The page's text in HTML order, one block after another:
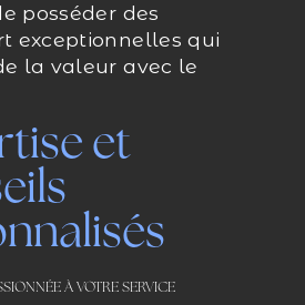
posséder des
exceptionnelles qui
la valeur avec le
et
À VOTRE SERVICE